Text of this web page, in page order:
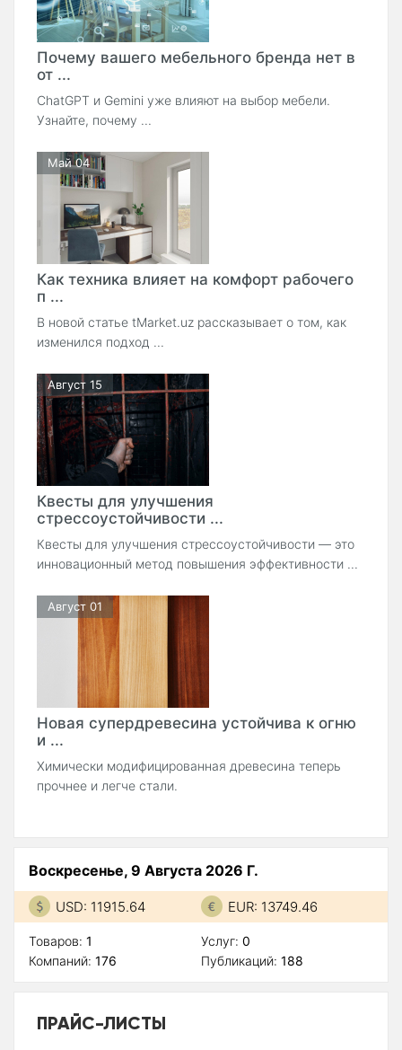
Почему вашего мебельного бренда нет в
от ...
ChatGPT и Gemini уже влияют на выбор мебели.
Узнайте, почему ...
Май 04
Как техника влияет на комфорт рабочего
п ...
В новой статье tMarket.uz рассказывает о том, как
изменился подход ...
Август 15
Квесты для улучшения
стрессоустойчивости ...
Квесты для улучшения стрессоустойчивости — это
инновационный метод повышения эффективности ...
Август 01
Новая супердревесина устойчива к огню
и ...
Химически модифицированная древесина теперь
прочнее и легче стали.
Воскресенье, 9 Августа 2026 Г.
USD: 11915.64 EUR: 13749.46
Товаров: 1
Компаний: 176
Услуг: 0
Публикаций: 188
ПРАЙС-ЛИСТЫ